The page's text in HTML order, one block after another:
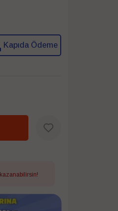
Kapıda Ödeme
kazanabilirsin!